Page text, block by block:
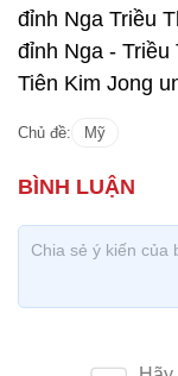
đỉnh Nga Triều
đỉnh Nga -
Tiên Kim Jong
Chủ đề: Mỹ